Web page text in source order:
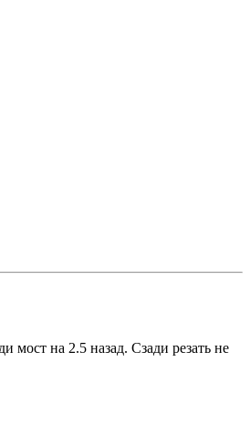
мост на 2.5 назад. Сзади резать не